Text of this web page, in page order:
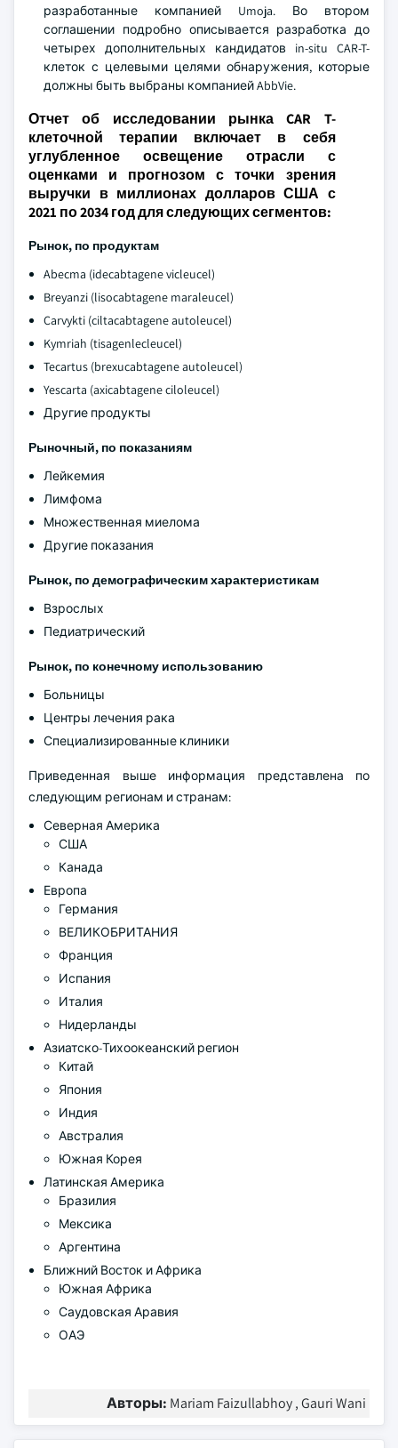
разработанные компанией Umoja. Во втором
соглашении подробно описывается разработка до
четырех дополнительных кандидатов in-situ CAR-T-
клеток с целевыми целями обнаружения, которые
должны быть выбраны компанией AbbVie.
Отчет об исследовании рынка CAR T-
клеточной терапии включает в себя
углубленное освещение отрасли с
оценками и прогнозом с точки зрения
выручки в миллионах долларов США с
2021 по 2034 год для следующих сегментов:
Рынок, по продуктам
Abecma (idecabtagene vicleucel)
Breyanzi (lisocabtagene maraleucel)
Carvykti (ciltacabtagene autoleucel)
Kymriah (tisagenlecleucel)
Tecartus (brexucabtagene autoleucel)
Yescarta (axicabtagene ciloleucel)
Другие продукты
Рыночный, по показаниям
Лейкемия
Лимфома
Множественная миелома
Другие показания
Рынок, по демографическим характеристикам
Взрослых
Педиатрический
Рынок, по конечному использованию
Больницы
Центры лечения рака
Специализированные клиники
Приведенная выше информация представлена по
следующим регионам и странам:
Северная Америка
США
Канада
Европа
Германия
ВЕЛИКОБРИТАНИЯ
Франция
Испания
Италия
Нидерланды
Азиатско-Тихоокеанский регион
Китай
Япония
Индия
Австралия
Южная Корея
Латинская Америка
Бразилия
Мексика
Аргентина
Ближний Восток и Африка
Южная Африка
Саудовская Аравия
ОАЭ
Авторы: Mariam Faizullabhoy , Gauri Wani